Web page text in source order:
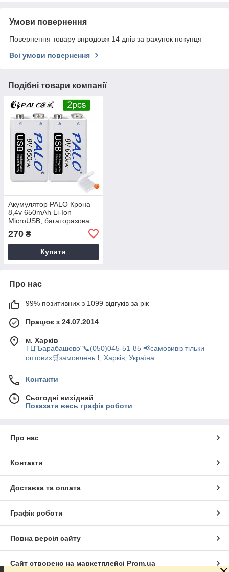
Умови повернення
Повернення товару впродовж 14 днів за рахунок покупця
Всі умови повернення
Подібні товари компанії
Акумулятор PALO Крона
8,4v 650mAh Li-Ion
MicroUSB, багаторазова
батарейка (6F22, 6LR61,
1604D), 2 шт
270 ₴
Купити
Про нас
99% позитивних з 1099 відгуків за рік
Працює з 24.07.2014
м. Харків
ТЦ"Барабашово"📞(050)045-51-85 📢самовивіз тільки
оптових🛒замовлень ❗, Харків, Україна
Контакти
Сьогодні вихідний
Показати весь графік роботи
Про нас
Контакти
Доставка та оплата
Графік роботи
Повна версія сайту
Сайт створено на маркетплейсі Prom.ua